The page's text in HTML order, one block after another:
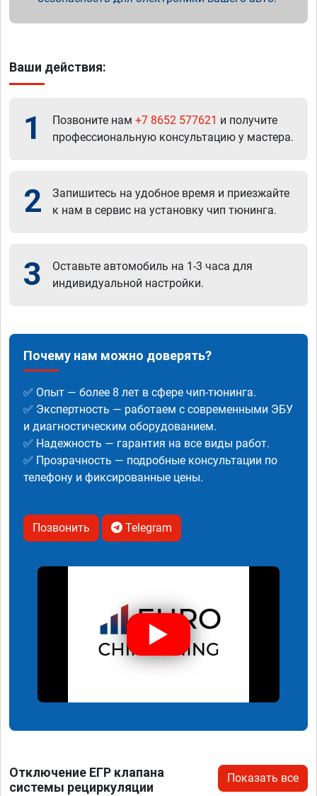
Ваши действия:
1 Позвоните нам +7 8652 577621 и получите
профессиональную консультацию у мастера.
2
Запишитесь на удобное время и приезжайте
к нам в сервис на установку чип тюнинга.
3
Оставьте автомобиль на 1-3 часа для
индивидуальной настройки.
Почему нам можно доверять?
✅ Опыт — более 8 лет в сфере чип-тюнинга.
✅ Экспертность — работаем с современными ЭБУ
и диагностическим оборудованием.
✅ Надежность — гарантия на все виды работ.
✅ Прозрачность — подробные консультации по
телефону и фиксированные цены.
Позвонить Telegram
Отключение ЕГР клапана
системы рециркуляции
Показать все